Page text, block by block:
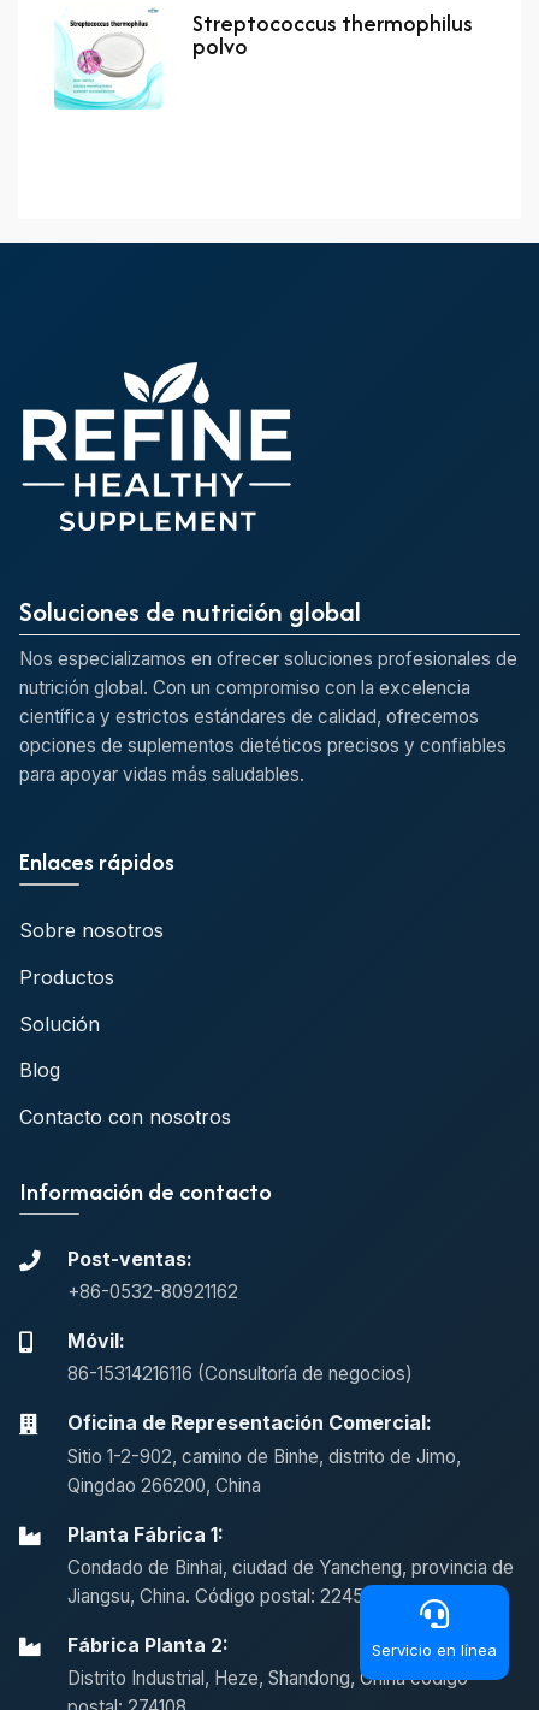
Streptococcus thermophilus
polvo
Soluciones de nutrición global
Nos especializamos en ofrecer soluciones profesionales de
nutrición global. Con un compromiso con la excelencia
científica y estrictos estándares de calidad, ofrecemos
opciones de suplementos dietéticos precisos y confiables
para apoyar vidas más saludables.
Enlaces rápidos
Sobre nosotros
Productos
Solución
Blog
Contacto con nosotros
Información de contacto
Post-ventas:
+86-0532-80921162
Móvil:
86-15314216116 (Consultoría de negocios)
Oficina de Representación Comercial:
Sitio 1-2-902, camino de Binhe, distrito de Jimo,
Qingdao 266200, China
Planta Fábrica 1:
Condado de Binhai, ciudad de Yancheng, provincia de
Jiangsu, China. Código postal: 224555
Fábrica Planta 2:
Distrito Industrial, Heze, Shandong, China código
Servicio en línea